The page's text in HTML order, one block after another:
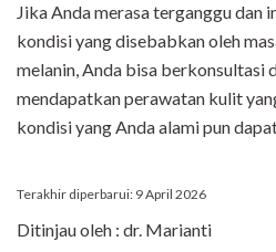
Jika Anda merasa terganggu dan
kondisi yang disebabkan oleh
melanin, Anda bisa berkonsultasi
mendapatkan perawatan kulit
kondisi yang Anda alami pun
Terakhir diperbarui: 9 April 2026